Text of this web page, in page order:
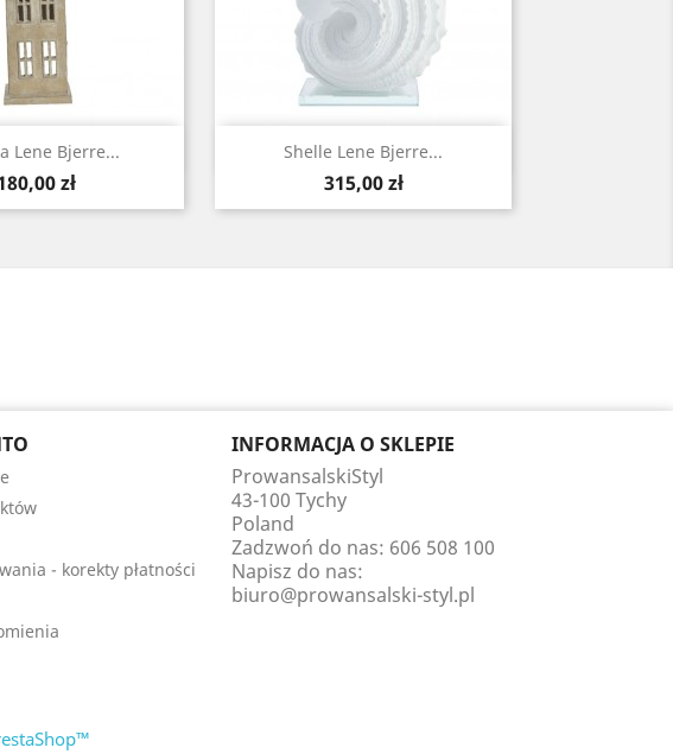
Lene Bjerre...
zł
podgląd Shelle Lene Bjerre...
Cena
315,00 zł
Szybki podgląd
- korekty płatności
INFORMACJA O SKLEPIE
ProwansalskiStyl
43-100 Tychy
Poland
Zadzwoń do nas: 606 508 100
Napisz do nas:
biuro@prowansalski-styl.pl